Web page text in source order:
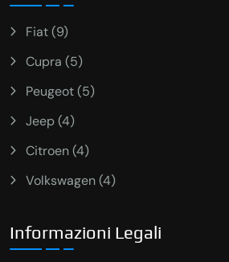
Fiat (9)
Cupra (5)
Peugeot (5)
Jeep (4)
Citroen (4)
Volkswagen (4)
Informazioni Legali